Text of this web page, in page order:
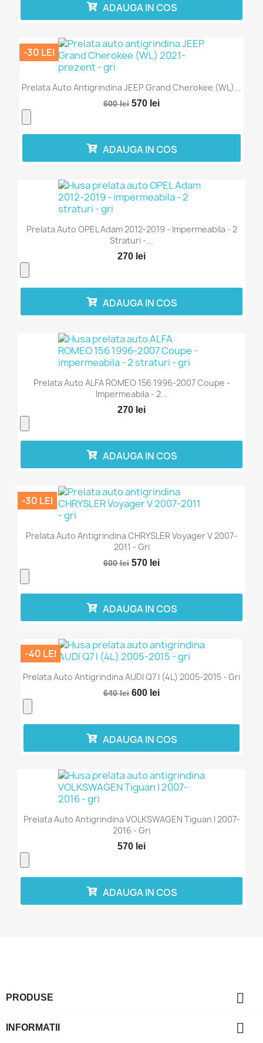
ADAUGA IN COS
Prelata Auto Antigrindina JEEP Grand Cherokee (WL)...
600 lei 570 lei
-30 LEI
ADAUGA IN COS
Prelata Auto OPEL Adam 2012-2019 - Impermeabila - 2
Straturi -...
270 lei
ADAUGA IN COS
Prelata Auto ALFA ROMEO 156 1996-2007 Coupe -
Impermeabila - 2...
270 lei
ADAUGA IN COS
Prelata Auto Antigrindina CHRYSLER Voyager V 2007-
2011 - Gri
600 lei 570 lei
-30 LEI
ADAUGA IN COS
Prelata Auto Antigrindina AUDI Q7 I (4L) 2005-2015 - Gri
640 lei 600 lei
-40 LEI
ADAUGA IN COS
Prelata Auto Antigrindina VOLKSWAGEN Tiguan I 2007-
2016 - Gri
570 lei
ADAUGA IN COS
PRODUSE 
INFORMATII 